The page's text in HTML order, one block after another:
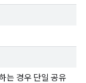
는 경우 단일 공유